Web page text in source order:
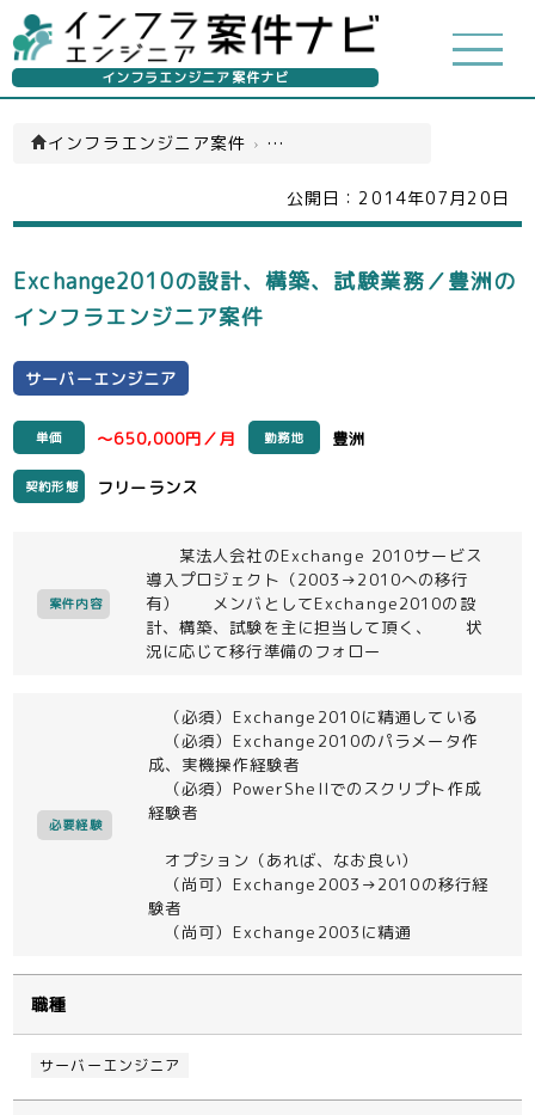
インフラエンジニア案件ナビ
インフラエンジニア案件 › サーバーエンジニア(一覧)
公開日： 2014年07月20日
Exchange2010の設計、構築、試験業務／豊洲の
インフラエンジニア案件
サーバーエンジニア
単価 ～650,000円／月 勤務地 豊洲
契約形態 フリーランス
案件内容
某法人会社のExchange 2010サービス
導入プロジェクト（2003→2010への移行
有） メンバとしてExchange2010の設
計、構築、試験を主に担当して頂く、 状
況に応じて移行準備のフォロー
必要経験
（必須）Exchange2010に精通している
（必須）Exchange2010のパラメータ作
成、実機操作経験者
（必須）PowerShellでのスクリプト作成
経験者
オプション（あれば、なお良い）
（尚可）Exchange2003→2010の移行経
験者
（尚可）Exchange2003に精通
職種
サーバーエンジニア